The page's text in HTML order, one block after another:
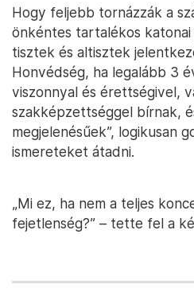
Hogy feljebb tornázzák a
önkéntes tartalékos katonai
tisztek és altisztek
Honvédség, ha legalább 3
viszonnyal és érettségivel,
szakképzettséggel bírnak,
megjelenésűek”, logikusan
ismereteket átadni.
„Mi ez, ha nem a teljes
fejetlenség?” – tette fel a